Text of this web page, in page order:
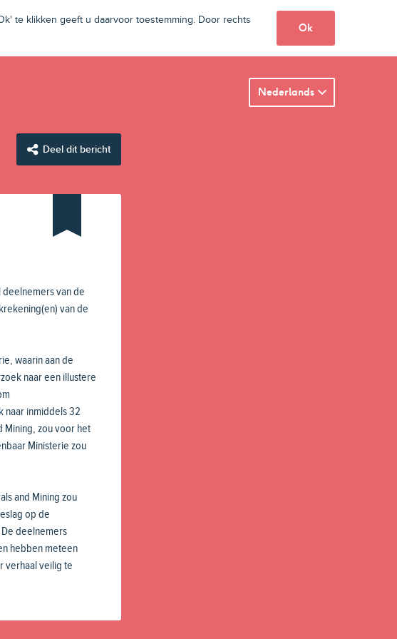
te klikken geeft u daarvoor toestemming. Door rechts
Ok
Nederlands
Deel dit bericht
van de
van de
waarin aan de
naar een illustere
inmiddels 32
Mining, zou voor het
Ministerie zou
and Mining zou
op de
deelnemers
hebben meteen
verhaal veilig te